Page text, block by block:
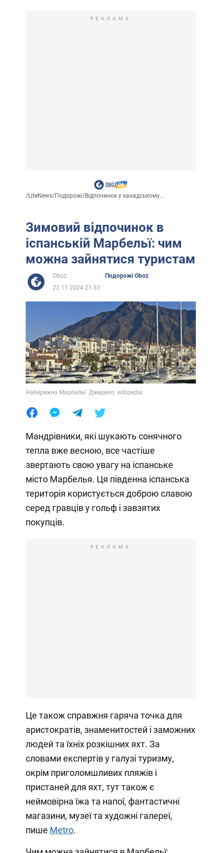
РЕКЛАМА
/LiteNews/Подорожі/Відпочинок у канадському...
Зимовий відпочинок в
іспанській Марбельї: чим
можна зайнятися туристам
Oboz
Подорожі Oboz
22.11.2024 21:33
Набережна Марбельї. Джерело: wikipedia
Мандрівники, які шукають сонячного
тепла вже весною, все частіше
звертають свою увагу на іспанське
місто Марбелья. Ця південна іспанська
територія користується доброю славою
серед гравців у гольф і завзятих
покупців.
РЕКЛАМА
Це також справжня гаряча точка для
аристократів, знаменитостей і заможних
людей та їхніх розкішних яхт. За
словами експертів у галузі туризму,
окрім приголомшливих пляжів і
пристаней для яхт, тут також є
неймовірна їжа та напої, фантастичні
магазини, музеї та художні галереї,
пише Metro.